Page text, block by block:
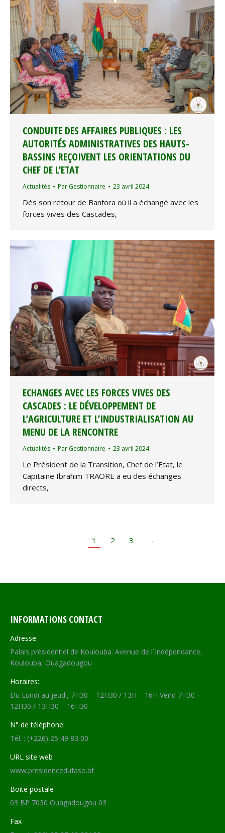
CONDUITE DES AFFAIRES PUBLIQUES : LES
AUTORITÉS ADMINISTRATIVES DES HAUTS-
BASSINS REÇOIVENT LES ORIENTATIONS DU
CHEF DE L’ETAT
Actualités Par Gestionnaire 23 avril 2024
Dès son retour de Banfora où il a échangé avec les
forces vives des Cascades,
ECHANGES AVEC LES FORCES VIVES DES
CASCADES : LE DÉVELOPPEMENT DE
L’AGRICULTURE ET L’INDUSTRIALISATION AU
MENU DE LA RENCONTRE
Actualités Par Gestionnaire 23 avril 2024
Le Président de la Transition, Chef de l’Etat, le
Capitaine Ibrahim TRAORE a eu des échanges
directs,
1 2 3 →
INFORMATIONS CONTACT
Adresse:
Palais présidentiel de Koulouba. Avenue de l´Indépendance,
Koulouba, Ouagadougou
Horaires:
Du Lundi au jeudi, 7H30 – 12H30 / 13H – 16H Vend 7H30 –
12H30 / 13H30 – 16H30
N° de téléphone:
Tél. : (+226) 25 49 83 00
URL site web
www.presidencedufaso.bf
Boite postale
03 BP 7030 Ouagadougou 03
Fax